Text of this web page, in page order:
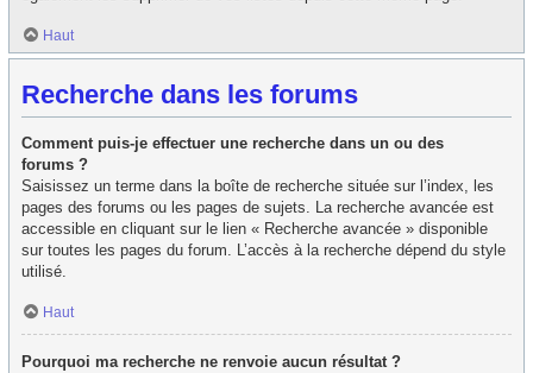
Haut
Recherche dans les forums
Comment puis-je effectuer une recherche dans un ou des
forums ?
Saisissez un terme dans la boîte de recherche située sur l’index, les
pages des forums ou les pages de sujets. La recherche avancée est
accessible en cliquant sur le lien « Recherche avancée » disponible
sur toutes les pages du forum. L’accès à la recherche dépend du style
utilisé.
Haut
Pourquoi ma recherche ne renvoie aucun résultat ?